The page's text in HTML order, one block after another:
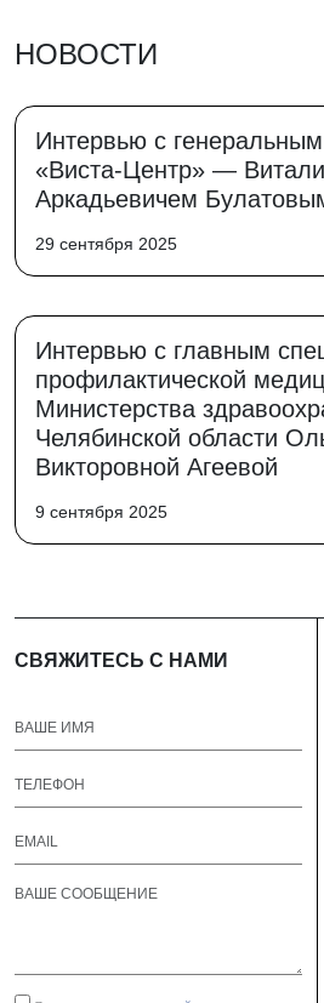
НОВОСТИ
Интервью с
«Виста-Центр» —
Аркадьевичем
29 сентября 2025
Интервью с главным
профилактической
Министерства
Челябинской области
Викторовной Агеевой
9 сентября 2025
СВЯЖИТЕСЬ С НАМИ